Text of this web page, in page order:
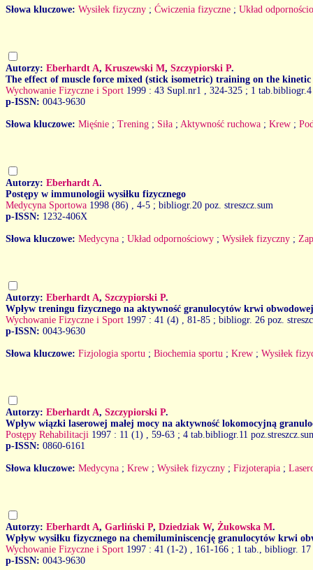
Słowa kluczowe: Wysiłek fizyczny ; Ćwiczenia fizyczne ; Układ
Autorzy: Eberhardt A, Kruszewski M, Szczypiorski P.
The effect of muscle force mixed (stick isometric) training on the
Wychowanie Fizyczne i Sport 1999 : 43 Supl.nr1
, 324-325 ; 1
p-ISSN: 0043-9630
Słowa kluczowe: Mięśnie ; Trening ; Siła ; Aktywność ruchowa ; Krew ;
Autorzy: Eberhardt A.
Postępy w immunologii wysiłku fizycznego
Medycyna Sportowa 1998 (86)
, 4-5 ; bibliogr.20 poz. streszcz.sum
p-ISSN: 1232-406X
Słowa kluczowe: Medycyna ; Układ odpornościowy ; Wysiłek fizyczny ;
Autorzy: Eberhardt A, Szczypiorski P.
Wpływ treningu fizycznego na aktywność granulocytów krwi obwodowej
Wychowanie Fizyczne i Sport 1997 : 41 (4)
, 81-85 ; bibliogr. 26 poz.
p-ISSN: 0043-9630
Słowa kluczowe: Fizjologia sportu ; Biochemia sportu ; Krew ; Wysiłek
Autorzy: Eberhardt A, Szczypiorski P.
Wpływ wiązki laserowej małej mocy na aktywność lokomocyjną
Postępy Rehabilitacji 1997 : 11 (1)
, 59-63 ; 4 tab.bibliogr.11
p-ISSN: 0860-6161
Słowa kluczowe: Medycyna ; Krew ; Wysiłek fizyczny ; Fizjoterapia ;
Autorzy: Eberhardt A, Garliński P, Dziedziak W, Żukowska M.
Wpływ wysiłku fizycznego na chemiluminiscencję granulocytów krwi
Wychowanie Fizyczne i Sport 1997 : 41 (1-2)
, 161-166 ; 1 tab., bibliogr.
p-ISSN: 0043-9630